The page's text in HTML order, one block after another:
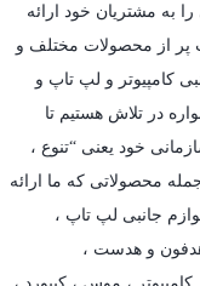
به مشتریان خود ارائه
پر از محصولات مختلف و
کامپیوتر و لپ تاپ و
در تلاش هستیم تا
خود یعنی “تنوع ،
محصولاتی که ما ارائه
جانبی لپ تاپ ،
و هدست ،